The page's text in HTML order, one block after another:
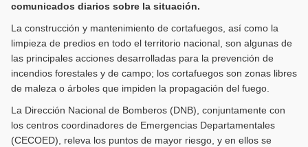
comunicados diarios sobre la situación.
La construcción y mantenimiento de cortafuegos, así como la
limpieza de predios en todo el territorio nacional, son algunas de
las principales acciones desarrolladas para la prevención de
incendios forestales y de campo; los cortafuegos son zonas libres
de maleza o árboles que impiden la propagación del fuego.
La Dirección Nacional de Bomberos (DNB), conjuntamente con
los centros coordinadores de Emergencias Departamentales
(CECOED), releva los puntos de mayor riesgo, y en ellos se